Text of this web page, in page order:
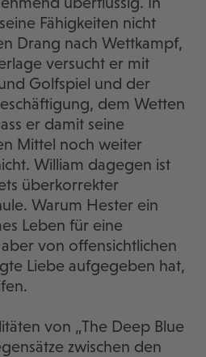
Fähigkeiten nicht
Drang nach Wettkampf,
versucht er mit
Golfspiel und der
dem Wetten
er damit seine
Mittel noch weiter
William dagegen ist
überkorrekter
Warum Hester ein
Leben für eine
von offensichtlichen
Liebe aufgegeben hat,
von „The Deep Blue
zwischen den